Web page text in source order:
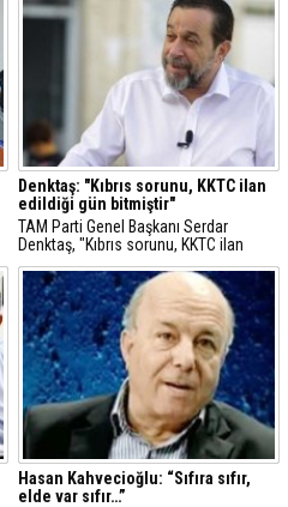
Denktaş: "Kıbrıs sorunu, KKTC ilan
edildiği gün bitmiştir"
TAM Parti Genel Başkanı Serdar
Denktaş, "Kıbrıs sorunu, KKTC ilan
edildiği gün bitmiştir" dedi.
Hasan Kahvecioğlu: “Sıfıra sıfır,
elde var sıfır…”